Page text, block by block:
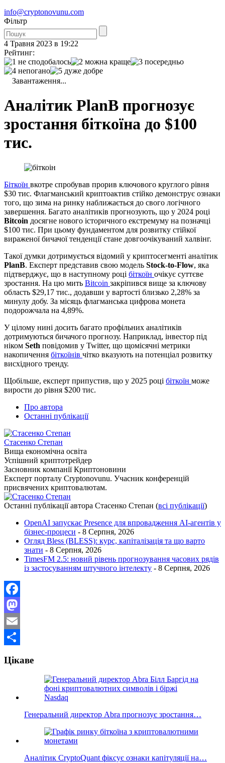
info@cryptonovunu.com
Фiльтр
4 Травня 2023 в 19:22
Рейтинг:
Завантаження...
Аналітик PlanB прогнозує
зростання біткоїна до $100
тис.
Біткоїн вкотре спробував прорив ключового круглого рівня
$30 тис. Флагманський криптоактив стійко демонструє ознаки
того, що зима на ринку наближається до свого логічного
завершення. Багато аналітиків прогнозують, що у 2024 році
Bitcoin досягне нового історичного екстремуму на позначці
$100 тис. При цьому фундаментом для розвитку стійкої
вираженої бичачої тенденції стане довгоочікуваний халвінг.
Такої думки дотримується відомий у криптосегменті аналітик
PlanB. Експерт представив свою модель Stock-to-Flow, яка
підтверджує, що в наступному році біткоїн очікує суттєве
зростання. На цю мить Bitcoin закріпився вище за ключову
область $29,17 тис., додавши у вартості близько 2,28% за
минулу добу. За місяць флагманська цифрова монета
подорожчала на 4,89%.
У цілому нині досить багато профільних аналітиків
дотримуються бичачого прогнозу. Наприклад, інвестор під
ніком Seth повідомив у Twitter, що щомісячні метрики
накопичення біткоїнів чітко вказують на потенціал розвитку
висхідного тренду.
Щобільше, експерт припустив, що у 2025 році біткоїн може
вирости до рівня $200 тис.
Про автора
Останні публікації
Стасенко Степан
Вища економічна освіта
Успішний криптотрейдер
Засновник компанії Криптоновини
Експерт порталу Cryptonovunu. Учасник конференцій
присвячених криптовалютам.
Останні публікації автора Стасенко Степан (всі публікації)
OpenAI запускає Presence для впровадження AI-агентів у
бізнес-процеси - 8 Серпня, 2026
Огляд Bless (BLESS): курс, капіталізація та що варто
знати - 8 Серпня, 2026
TimesFM 2.5: новий рівень прогнозування часових рядів
із застосуванням штучного інтелекту - 8 Серпня, 2026
Facebook
Mastodon
Email
Цікаве
Генеральний директор Abra прогнозує зростання…
Аналітик CryptoQuant фіксує ознаки капітуляції на…